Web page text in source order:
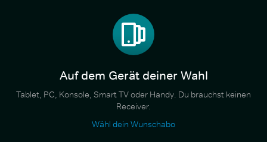
Auf dem Gerät deiner Wahl
Tablet, PC, Konsole, Smart TV oder Handy. Du brauchst keinen
Receiver.
Wähl dein Wunschabo